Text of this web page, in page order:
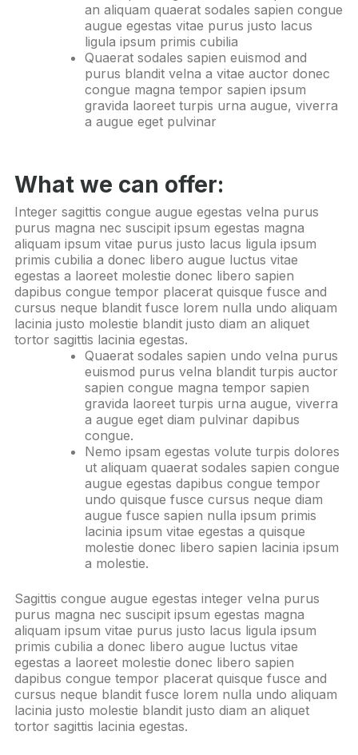
an aliquam quaerat sodales sapien congue
augue egestas vitae purus justo lacus
ligula ipsum primis cubilia
Quaerat sodales sapien euismod and
purus blandit velna a vitae auctor donec
congue magna tempor sapien ipsum
gravida laoreet turpis urna augue, viverra
a augue eget pulvinar
What we can offer:
Integer sagittis congue augue egestas velna purus
purus magna nec suscipit ipsum egestas magna
aliquam ipsum vitae purus justo lacus ligula ipsum
primis cubilia a donec libero augue luctus vitae
egestas a laoreet molestie donec libero sapien
dapibus congue tempor placerat quisque fusce and
cursus neque blandit fusce lorem nulla undo aliquam
lacinia justo molestie blandit justo diam an aliquet
tortor sagittis lacinia egestas.
Quaerat sodales sapien undo velna purus
euismod purus velna blandit turpis auctor
sapien congue magna tempor sapien
gravida laoreet turpis urna augue, viverra
a augue eget diam pulvinar dapibus
congue.
Nemo ipsam egestas volute turpis dolores
ut aliquam quaerat sodales sapien congue
augue egestas dapibus congue tempor
undo quisque fusce cursus neque diam
augue fusce sapien nulla ipsum primis
lacinia ipsum vitae egestas a quisque
molestie donec libero sapien lacinia ipsum
a molestie.
Sagittis congue augue egestas integer velna purus
purus magna nec suscipit ipsum egestas magna
aliquam ipsum vitae purus justo lacus ligula ipsum
primis cubilia a donec libero augue luctus vitae
egestas a laoreet molestie donec libero sapien
dapibus congue tempor placerat quisque fusce and
cursus neque blandit fusce lorem nulla undo aliquam
lacinia justo molestie blandit justo diam an aliquet
tortor sagittis lacinia egestas.